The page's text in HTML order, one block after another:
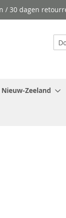
/ 30 dagen
Nieuw-Zeeland